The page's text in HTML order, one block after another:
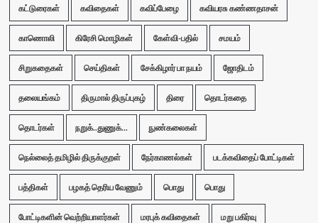
கட்டுரைகள் கவிதைகள் கவிப்பேழை கவியரசு கண்ணதாசன்
காணொலி கிரேசி மொழிகள் கேள்வி-பதில் சமயம்
சிறுகதைகள் செய்திகள் சேக்கிழார் பா நயம் ஜோதிடம்
தலையங்கம் திருமால் திருப்புகழ் திரை தொடர்கதை
தொடர்கள் நறுக்..துணுக்... நுண்கலைகள்
நெல்லைத் தமிழில் திருக்குறள் நேர்காணல்கள் படக்கவிதைப் போட்டிகள்
பத்திகள் பழகத் தெரிய வேணும் பொது பொது
போட்டிகளின் வெற்றியாளர்கள் மரபுக் கவிதைகள் மறு பகிர்வு